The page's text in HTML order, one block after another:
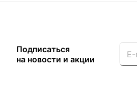
Подписаться
на новости и акции